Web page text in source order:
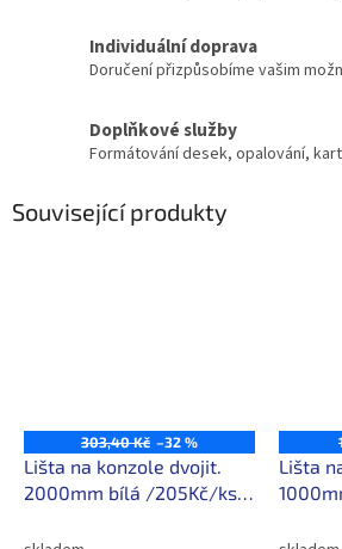
Individuální doprava
Doručení přizpůsobíme vašim
Doplňkové služby
Formátování desek, opalování,
Související produkty
303,40 Kč –32 %
Lišta na konzole dvojit.
2000mm bílá /205Kč/ks s
Lišta